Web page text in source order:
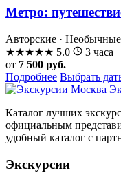
Метро:
Авторские · Необычные
★★★★★ 5.0
3 часа
от 7 500 руб.
Подробнее Выбрать
Каталог лучших
официальным
удобный каталог с
Экскурсии